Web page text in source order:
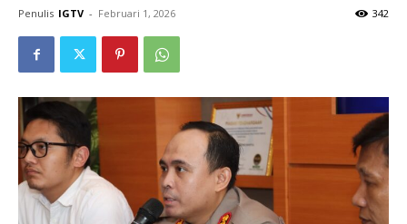
Penulis IGTV - Februari 1, 2026 342